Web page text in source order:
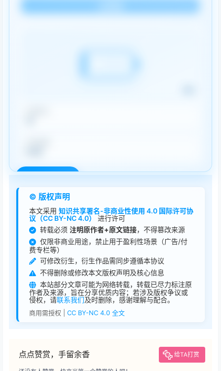
© 版权声明
本文采用 知识共享署名-非商业性使用 4.0 国际许可协
议（CC BY-NC 4.0）
进行许可
转载必须 注明原作者+原文链接，不得篡改来源
仅限非商业用途，禁止用于盈利性场景（广告/付
费专栏等）
可修改衍生，衍生作品需同步遵循本协议
不得删除或修改本文版权声明及核心信息
本站部分文章可能为网络转载，转载已尽力标注原
作者及来源，旨在分享优质内容；若涉及版权争议或
侵权，请联系我们及时删除，感谢理解与配合。
商用需授权 | CC BY-NC 4.0 全文
点点赞赏，手留余香 给TA打赏